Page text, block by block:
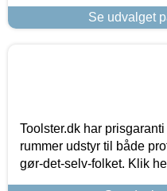
Se udvalget
Toolster.dk har
rummer udstyr til både
gør-det-selv-folket. Klik